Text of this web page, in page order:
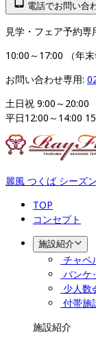
電話でお問い合
見学・フェア予約専
10:00～17:00 （年末
お問い合わせ専用:
土日祝 9:00～20:00
平日12:00～14:00
麗風 つくば シーズ
TOP
コンセプト
施設紹介
チャペ
バンケ
少人数
付帯施
施設紹介